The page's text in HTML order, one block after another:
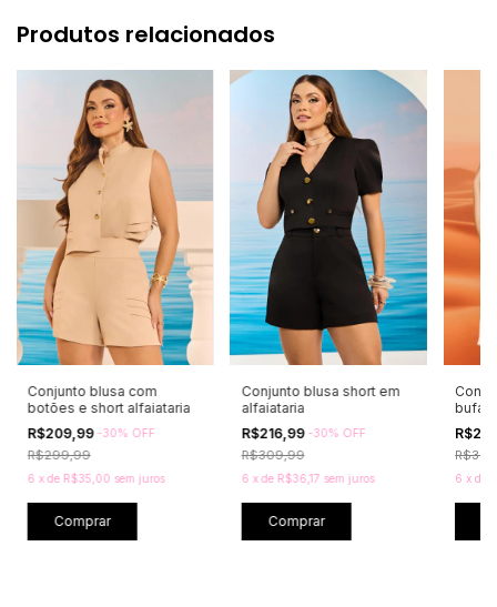
Produtos relacionados
Conjunto blusa com
botões e short alfaiataria
R$209,99 -30% OFF
R$299,99
6 xde R$35,00 sem juros
Comprar
Conjunto blusa short em
alfaiataria
R$216,99 -30% OFF
R$309,99
6 xde R$36,17 sem juros
Comprar
6 x de